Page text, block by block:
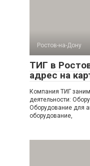
Ростов-на-Дону
ТИГ в
адрес на
Компания ТИГ
деятельности:
Оборудование для
оборудование,